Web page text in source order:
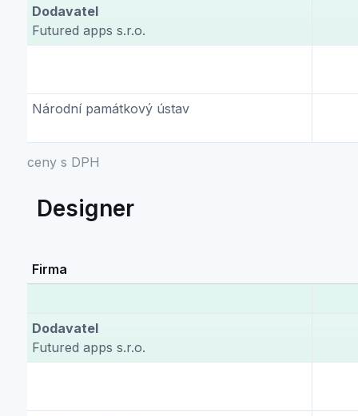
ceny s DPH
Dodavatel
Futured apps s.r.o.
Národní památkový ústav
Designer
Firma
Dodavatel
Futured apps s.r.o.